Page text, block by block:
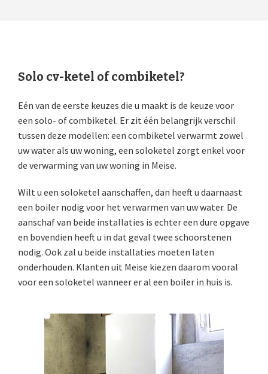
Solo cv-ketel of combiketel?
Eén van de eerste keuzes die u maakt is de keuze voor
een solo- of combiketel. Er zit één belangrijk verschil
tussen deze modellen: een combiketel verwarmt zowel
uw water als uw woning, een soloketel zorgt enkel voor
de verwarming van uw woning in Meise.
Wilt u een soloketel aanschaffen, dan heeft u daarnaast
een boiler nodig voor het verwarmen van uw water. De
aanschaf van beide installaties is echter een dure opgave
en bovendien heeft u in dat geval twee schoorstenen
nodig. Ook zal u beide installaties moeten laten
onderhouden. Klanten uit Meise kiezen daarom vooral
voor een soloketel wanneer er al een boiler in huis is.